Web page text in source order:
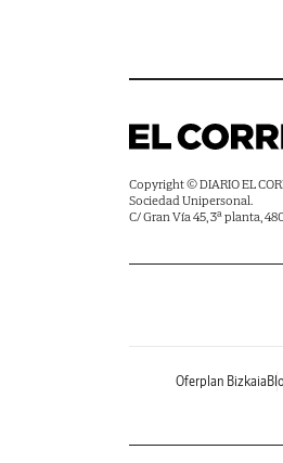
Copyright © DIARIO EL
Sociedad Unipersonal.
C/ Gran Vía 45, 3ª planta,
Oferplan Bizkaia